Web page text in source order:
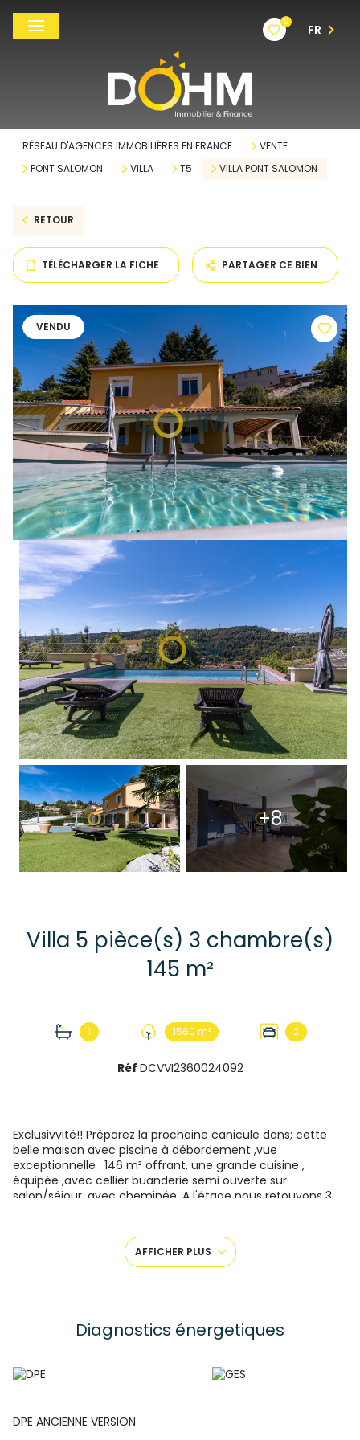
0
FR
RÉSEAU D'AGENCES IMMOBILIÈRES EN FRANCE
VENTE
PONT SALOMON
VILLA T5 VILLA PONT SALOMON
RETOUR
TÉLÉCHARGER LA FICHE PARTAGER CE BIEN
VENDU
+8
Villa 5 pièce(s) 3 chambre(s)
145 m²
1 1560 m² 2
Réf DCVVI2360024092
Exclusivvité!! Préparez la prochaine canicule dans; cette
belle maison avec piscine à débordement ,vue
exceptionnelle . 146 m² offrant, une grande cuisine ,
équipée ,avec cellier buanderie semi ouverte sur
salon/séjour, avec cheminée. A l'étage nous retouvons 3
revoir.Nombreuses terrasses tout le tour de la maison, vous
permettant de profiter au maximum des belles soirées
ensoleillées; terrain de 1560 m²; é garages au début de la
huit-soixante quatorze
AFFICHER PLUS
Diagnostics énergetiques
DPE ANCIENNE VERSION